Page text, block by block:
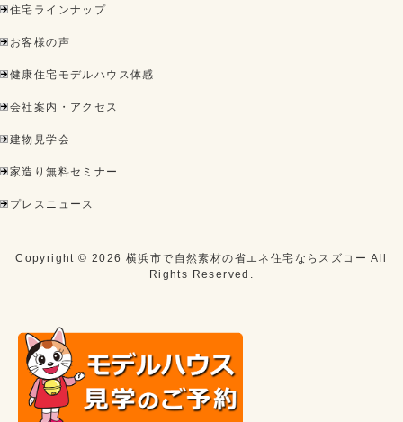
住宅ラインナップ
お客様の声
健康住宅モデルハウス体感
会社案内・アクセス
建物見学会
家造り無料セミナー
プレスニュース
Copyright ©2026横浜市で自然素材の省エネ住宅ならスズコー All
Rights Reserved.